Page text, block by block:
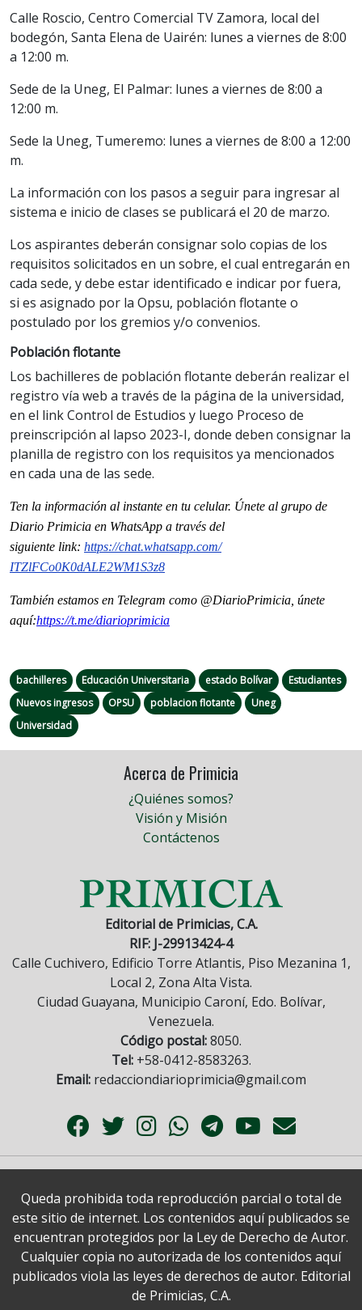
Calle Roscio, Centro Comercial TV Zamora, local del
bodegón, Santa Elena de Uairén: lunes a viernes de 8:00
a 12:00 m.
Sede de la Uneg, El Palmar: lunes a viernes de 8:00 a
12:00 m.
Sede la Uneg, Tumeremo: lunes a viernes de 8:00 a 12:00
m.
La información con los pasos a seguir para ingresar al
sistema e inicio de clases se publicará el 20 de marzo.
Los aspirantes deberán consignar solo copias de los
requisitos solicitados en un sobre, el cual entregarán en
cada sede, y debe estar identificado e indicar por fuera,
si es asignado por la Opsu, población flotante o
postulado por los gremios y/o convenios.
Población flotante
Los bachilleres de población flotante deberán realizar el
registro vía web a través de la página de la universidad,
en el link Control de Estudios y luego Proceso de
preinscripción al lapso 2023-I, donde deben consignar la
planilla de registro con los requisitos ya mencionados
en cada una de las sede.
Ten la información al instante en tu celular. Únete al grupo de
Diario Primicia en WhatsApp a través del
siguiente link: https://chat.whatsapp.com/
ITZlFCo0K0dALE2WM1S3z8
También estamos en Telegram como @DiarioPrimicia, únete
aquí:https://t.me/diarioprimicia
bachilleres Educación Universitaria estado Bolívar
Estudiantes
Nuevos ingresos
OPSU poblacion flotante
Uneg
Universidad
Acerca de Primicia
¿Quiénes somos?
Visión y Misión
Contáctenos
Editorial de Primicias, C.A.
RIF: J-29913424-4
Calle Cuchivero, Edificio Torre Atlantis, Piso Mezanina 1,
Local 2, Zona Alta Vista.
Ciudad Guayana, Municipio Caroní, Edo. Bolívar,
Venezuela.
Código postal:8050.
Tel:+58-0412-8583263.
Email: redacciondiarioprimicia@gmail.com
Queda prohibida toda reproducción parcial o total de
este sitio de internet. Los contenidos aquí publicados se
encuentran protegidos por la Ley de Derecho de Autor.
Cualquier copia no autorizada de los contenidos aquí
publicados viola las leyes de derechos de autor. Editorial
de Primicias, C.A.